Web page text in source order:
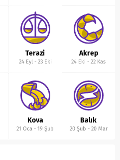
Terazi
24 Eyl- 23 Eki
Akrep
24 Eki -22 Kas
Kova
21 Oca -19 Şub
Balık
20 Şub - 20 Mar